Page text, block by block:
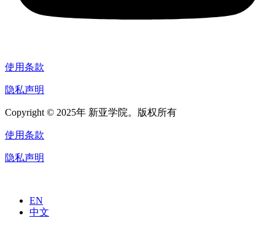
使用条款
隐私声明
Copyright © 2025年 新亚学院。版权所有
使用条款
隐私声明
EN
中文